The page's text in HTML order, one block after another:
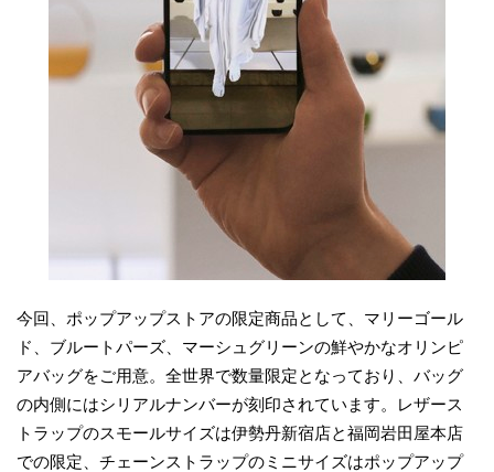
今回、ポップアップストアの限定商品として、マリーゴール
ド、ブルートパーズ、マーシュグリーンの鮮やかなオリンピ
アバッグをご用意。全世界で数量限定となっており、バッグ
の内側にはシリアルナンバーが刻印されています。レザース
トラップのスモールサイズは伊勢丹新宿店と福岡岩田屋本店
での限定、チェーンストラップのミニサイズはポップアップ